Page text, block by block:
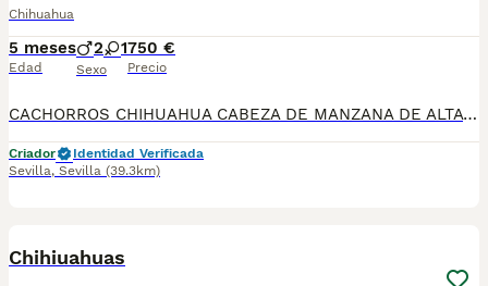
Chihuahua
5 meses
Edad
2 1
Sexo
750 €
Precio
CACHORROS CHIHUAHUA CABEZA DE MANZANA DE ALTA CALIDAD 🐶✨ DISPONIBLES PRECIOSOS CACHORROS DE CHIHUAHUA CABEZA DE MANZANA, DE ALTA CALIDAD. MADRE LÍNEA RUSA PADRE LÍNEA RUSA Y THAILANDESA, DESTACANDO POR SU EXCELENTE MORFOLOGÍA, BONITA CABEZA DE MANZANA, BUEN HUESO Y EXCELENTE CARÁCTER. CACHORROS CRIADOS CON MUCHA DEDICACIÓN, MUY BIEN SOCIALIZADOS Y ACOSTUMBRADOS AL AMBIENTE FAMILIAR. IDEALES PARA PERSONAS QUE BUSCAN CALIDAD EN LA RAZA. SE ENTREGAN CON: ✔ CARTILLA SANITARIA ✔ CICLO DE VACUNACIÓN SEGÚN EDAD ✔ DESPARASITACIONES INTERNAS Y EXTERNAS ✔ MICROCHIP ✔ PASAPORTE PASAPORTE PUESTO A NOMBRE DEL NUEVO PROPIETARIO (dependiendo ubicacion) 📞 PARA MÁS INFORMACIÓN, FOTOS O RESERVAS CONTACTAR SIN COMPROMISO. 🐾 INSTAGRAN: LATIDOS DEL SUR CON AMOR ❤️ FACEBOOK Y TIKTOK 👆👆 TELEFONO:692918573
Criador
Identidad Verificada
Sevilla, Sevilla (39.3km)
Chihiuahuas